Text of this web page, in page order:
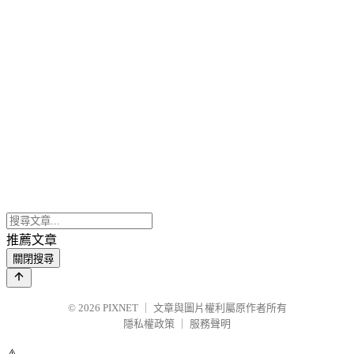
推薦文章
關閉搜尋
© 2026 PIXNET
文章與圖片權利屬原作者所有
隱私權政策
服務聲明